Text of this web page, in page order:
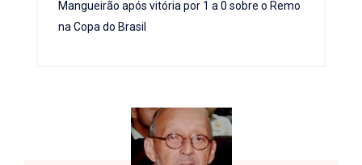
Mangueirão após vitória por 1 a 0 sobre o Remo
na Copa do Brasil